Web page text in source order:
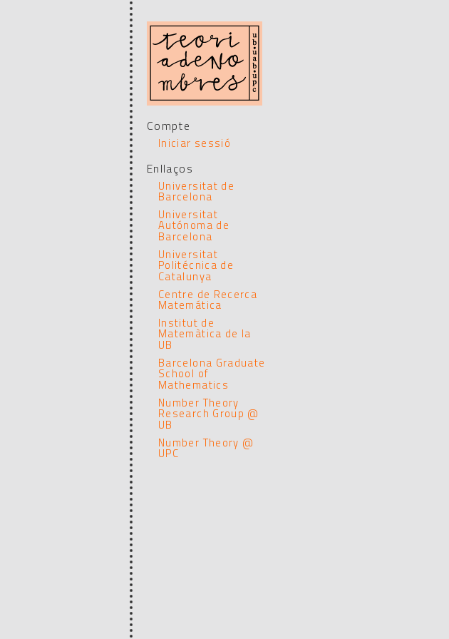
Compte
Iniciar sessió
Enllaços
Universitat de
Barcelona
Universitat
Autónoma de
Barcelona
Universitat
Politécnica de
Catalunya
Centre de Recerca
Matemática
Institut de
Matemàtica de la
UB
Barcelona Graduate
School of
Mathematics
Number Theory
Research Group @
UB
Number Theory @
UPC